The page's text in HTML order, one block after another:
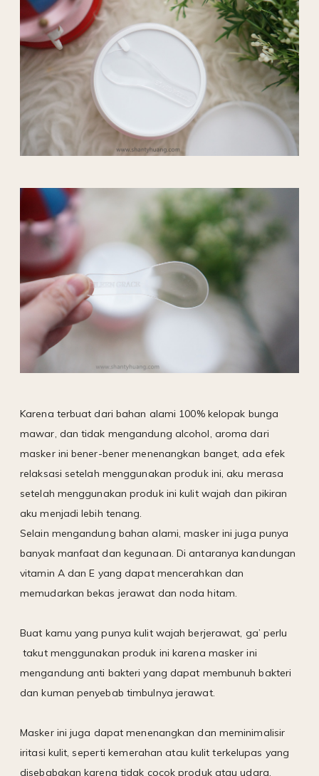
Karena terbuat dari bahan alami 100% kelopak bunga
mawar, dan tidak mengandung alcohol, aroma dari
masker ini bener-bener menenangkan banget, ada efek
relaksasi setelah menggunakan produk ini, aku merasa
setelah menggunakan produk ini kulit wajah dan pikiran
aku menjadi lebih tenang.
Selain mengandung bahan alami, masker ini juga punya
banyak manfaat dan kegunaan. Di antaranya kandungan
vitamin A dan E yang dapat mencerahkan dan
memudarkan bekas jerawat dan noda hitam.
Buat kamu yang punya kulit wajah berjerawat, ga’ perlu
takut menggunakan produk ini karena masker ini
mengandung anti bakteri yang dapat membunuh bakteri
dan kuman penyebab timbulnya jerawat.
Masker ini juga dapat menenangkan dan meminimalisir
iritasi kulit, seperti kemerahan atau kulit terkelupas yang
disebabakan karena tidak cocok produk atau udara.